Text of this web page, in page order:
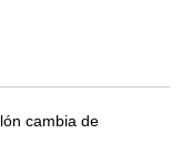
cambia de